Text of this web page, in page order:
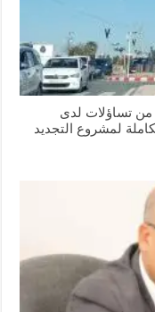
من تساؤلات لدى
لمشروع التجديد